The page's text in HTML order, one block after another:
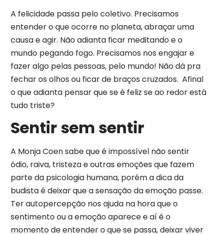
A felicidade passa pelo coletivo. Precisamos
entender o que ocorre no planeta, abraçar uma
causa e agir. Não adianta ficar meditando e o
mundo pegando fogo. Precisamos nos engajar e
fazer algo pelas pessoas, pelo mundo! Não dá pra
fechar os olhos ou ficar de braços cruzados. Afinal
o que adianta pensar que se é feliz se ao redor está
tudo triste?
Sentir sem sentir
A Monja Coen sabe que é impossível não sentir
ódio, raiva, tristeza e outras emoções que fazem
parte da psicologia humana, porém a dica da
budista é deixar que a sensação da emoção passe.
Ter autopercepção nos ajuda na hora que o
sentimento ou a emoção aparece e aí é o
momento de entender o que se passa, deixar viver